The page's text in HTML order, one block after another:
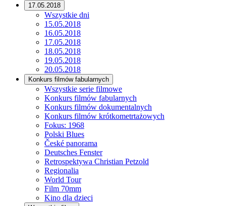
17.05.2018
Wszystkie dni
15.05.2018
16.05.2018
17.05.2018
18.05.2018
19.05.2018
20.05.2018
Konkurs filmów fabularnych
Wszystkie serie filmowe
Konkurs filmów fabularnych
Konkurs filmów dokumentalnych
Konkurs filmów krótkometrtażowych
Fokus: 1968
Polski Blues
České panorama
Deutsches Fenster
Retrospektywa Christian Petzold
Regionalia
World Tour
Film 70mm
Kino dla dzieci